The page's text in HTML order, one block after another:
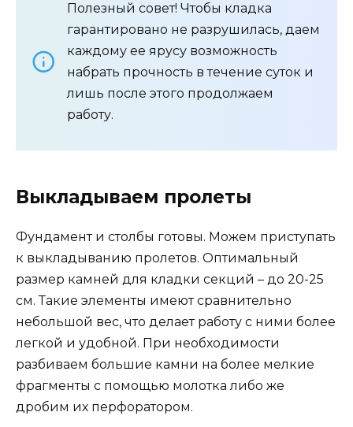
Полезный совет! Чтобы кладка
гарантировано не разрушилась, даем
каждому ее ярусу возможность
набрать прочность в течение суток и
лишь после этого продолжаем
работу.
Выкладываем пролеты
Фундамент и столбы готовы. Можем приступать
к выкладыванию пролетов. Оптимальный
размер камней для кладки секций – до 20-25
см. Такие элементы имеют сравнительно
небольшой вес, что делает работу с ними более
легкой и удобной. При необходимости
разбиваем большие камни на более мелкие
фрагменты с помощью молотка либо же
дробим их перфоратором.